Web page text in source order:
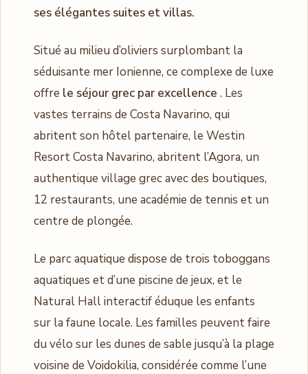
ses élégantes suites et villas.
Situé au milieu d’oliviers surplombant la
séduisante mer Ionienne, ce complexe de luxe
offre le séjour grec par excellence . Les
vastes terrains de Costa Navarino, qui
abritent son hôtel partenaire, le Westin
Resort Costa Navarino, abritent l’Agora, un
authentique village grec avec des boutiques,
12 restaurants, une académie de tennis et un
centre de plongée.
Le parc aquatique dispose de trois toboggans
aquatiques et d’une piscine de jeux, et le
Natural Hall interactif éduque les enfants
sur la faune locale. Les familles peuvent faire
du vélo sur les dunes de sable jusqu’à la plage
voisine de Voidokilia, considérée comme l’une